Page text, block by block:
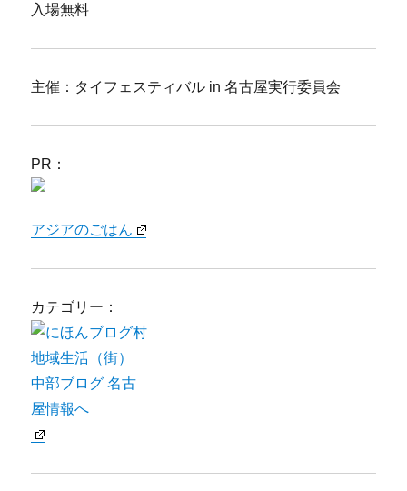
入場無料
主催：タイフェスティバル in 名古屋実行委員会
PR：
アジアのごはん
カテゴリー：